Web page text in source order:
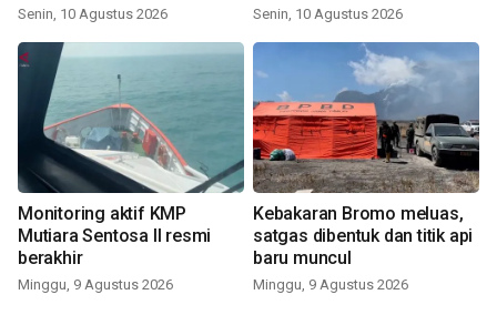
Senin, 10 Agustus 2026 Senin, 10 Agustus 2026
Monitoring aktif KMP
Mutiara Sentosa II resmi
berakhir
Minggu, 9 Agustus 2026
Kebakaran Bromo meluas,
satgas dibentuk dan titik api
baru muncul
Minggu, 9 Agustus 2026